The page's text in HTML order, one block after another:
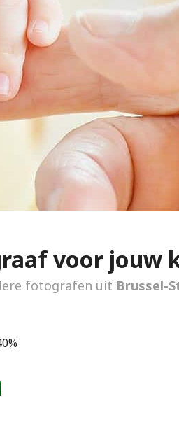
voor jouw
fotografen uit Brussel-